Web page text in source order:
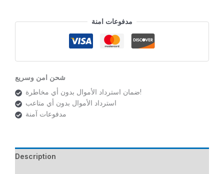
مدفوعات امنة
شحن امن وسريع
ضمان استرداد الأموال بدون أي مخاطرة!
استرداد الأموال بدون أي متاعب
مدفوعات آمنة
Description